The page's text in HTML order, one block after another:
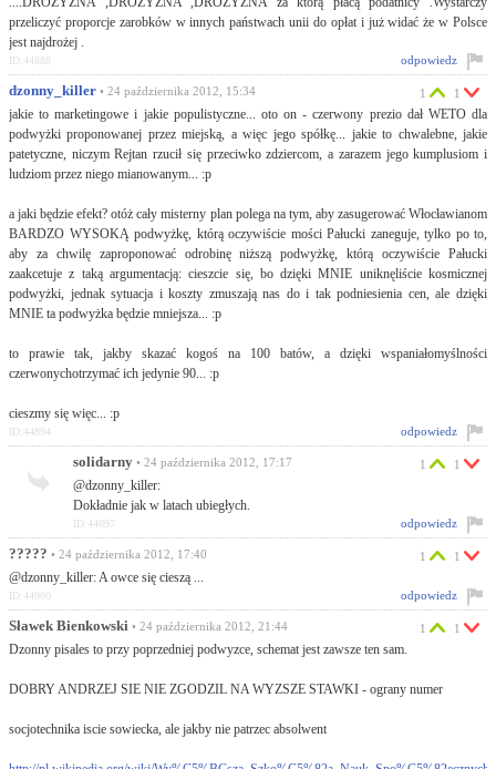
przeliczyć proporcje zarobków w innych państwach unii do opłat i już widać że w Polsce
jest najdrożej .
odpowiedz
ID:44888
dzonny_killer • 24 października 2012, 15:34
jakie to marketingowe i jakie populistyczne... oto on - czerwony prezio dał WETO dla
podwyżki proponowanej przez miejską, a więc jego spółkę... jakie to chwalebne, jakie
patetyczne, niczym Rejtan rzucił się przeciwko zdziercom, a zarazem jego kumplusiom i
ludziom przez niego mianowanym... :p
a jaki będzie efekt? otóż cały misterny plan polega na tym, aby zasugerować Włocławianom
BARDZO WYSOKĄ podwyżkę, którą oczywiście mości Pałucki zaneguje, tylko po to,
aby za chwilę zaproponować odrobinę niższą podwyżkę, którą oczywiście Pałucki
zaakcetuje z taką argumentacją: cieszcie się, bo dzięki MNIE uniknęliście kosmicznej
podwyżki, jednak sytuacja i koszty zmuszają nas do i tak podniesienia cen, ale dzięki
MNIE ta podwyżka będzie mniejsza... :p
to prawie tak, jakby skazać kogoś na 100 batów, a dzięki wspaniałomyślności
czerwonychotrzymać ich jedynie 90... :p
cieszmy się więc... :p
1 1
odpowiedz
ID:44894
solidarny • 24 października 2012, 17:17
@dzonny_killer:
Dokładnie jak w latach ubiegłych.
1 1
odpowiedz
ID:44897
????? • 24 października 2012, 17:40
@dzonny_killer: A owce się cieszą ...
1 1
odpowiedz
ID:44900
Sławek Bienkowski • 24 października 2012, 21:44
Dzonny pisales to przy poprzedniej podwyzce, schemat jest zawsze ten sam.
DOBRY ANDRZEJ SIE NIE ZGODZIL NA WYZSZE STAWKI - ograny numer
socjotechnika iscie sowiecka, ale jakby nie patrzec absolwent
1 1